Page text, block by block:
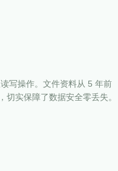
写操作。文件资料从 5 年前
实保障了数据安全零丢失。